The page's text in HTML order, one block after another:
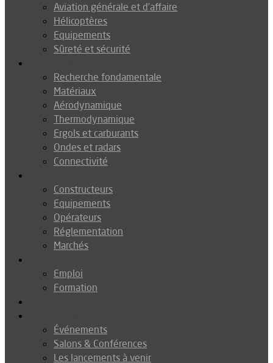
Aviation générale et d’affaire
Hélicoptères
Equipements
Sûreté et sécurité
Recherche fondamentale
Matériaux
Aérodynamique
Thermodynamique
Ergols et carburants
Ondes et radars
Connectivité
Constructeurs
Equipements
Opérateurs
Réglementation
Marchés
Emploi
Formation
Événements
Salons & Conférences
Les lancements à venir